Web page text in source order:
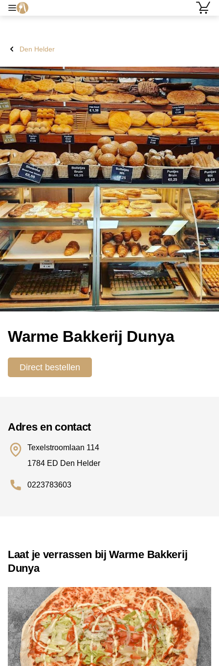
Den Helder
Warme Bakkerij Dunya
Direct bestellen
Adres en contact
Texelstroomlaan 114
1784 ED Den Helder
0223783603
Laat je verrassen bij Warme Bakkerij
Dunya